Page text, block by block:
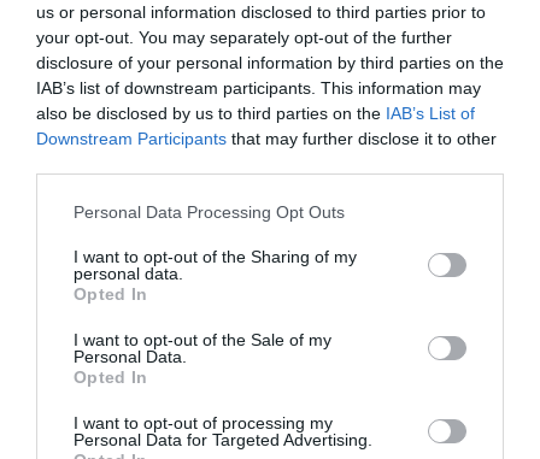
us or personal information disclosed to third parties prior to
your opt-out. You may separately opt-out of the further
disclosure of your personal information by third parties on the
IAB’s list of downstream participants. This information may
also be disclosed by us to third parties on the IAB’s List of
Downstream Participants that may further disclose it to other
Please note that this website/app uses one or more Google
not limited to your visit or usage behaviour. You may click to
grant or deny consent to Google and its third-party tags to
use your data for below specified purposes in below Google
consent section.
Personal Data Processing Opt Outs
I want to opt-out of the Sharing of my
personal data.
Opted In
I want to opt-out of the Sale of my
Personal Data.
Opted In
I want to opt-out of processing my
Personal Data for Targeted Advertising.
Pećnicu zagrijte na 190 stepeni. Paprikama odrežite vrhove,
uklonite sjemenke i očistite unutrašnjost. Vrhove sačuvajte jer će
poslužiti za pripremu nadjeva.
sitno sjeckane vrhove paprika i gljive dok ne omekšaju i ne ispari
višak tečnosti. Dodajte maslac, češnjak i začine pa kratko
Začinite solju, paprom i po potrebi dodajte prstohvat šećera.
Vratite kobasicu u smjesu i kuhajte još nekoliko minuta. Na kraju